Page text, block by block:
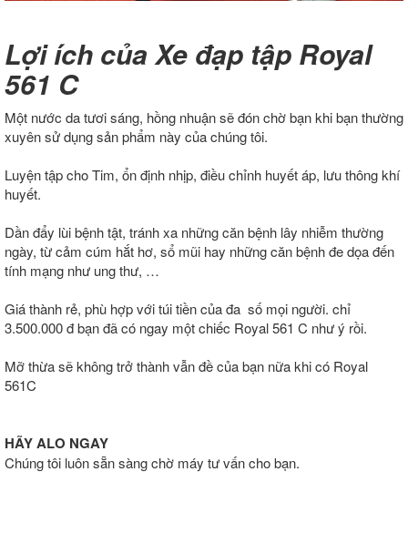
Lợi ích của Xe đạp tập Royal
561 C
Một nước da tươi sáng, hồng nhuận sẽ đón chờ bạn khi bạn thường
xuyên sử dụng sản phẩm này của chúng tôi.
Luyện tập cho Tim, ổn định nhịp, điều chỉnh huyết áp, lưu thông khí
huyết.
Dần đẩy lùi bệnh tật, tránh xa những căn bệnh lây nhiễm thường
ngày, từ cảm cúm hắt hơ, sổ mũi hay những căn bệnh đe dọa đến
tính mạng như ung thư, …
Giá thành rẻ, phù hợp với túi tiền của đa số mọi người. chỉ
3.500.000 đ bạn đã có ngay một chiếc Royal 561 C như ý rồi.
Mỡ thừa sẽ không trở thành vẫn đề của bạn nữa khi có Royal
561C
HÃY ALO NGAY
Chúng tôi luôn sẵn sàng chờ máy tư vấn cho bạn.